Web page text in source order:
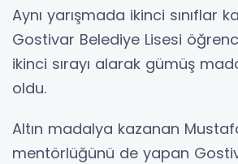
Aynı yarışmada ikinci sınıflar
Gostivar Belediye Lisesi
ikinci sırayı alarak gümüş
oldu.
Altın madalya kazanan
mentörlüğünü de yapan